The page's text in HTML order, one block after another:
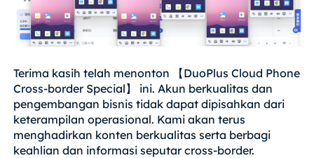
Terima kasih telah menonton 【DuoPlus Cloud Phone
Cross-border Special】 ini. Akun berkualitas dan
pengembangan bisnis tidak dapat dipisahkan dari
keterampilan operasional. Kami akan terus
menghadirkan konten berkualitas serta berbagi
keahlian dan informasi seputar cross-border.